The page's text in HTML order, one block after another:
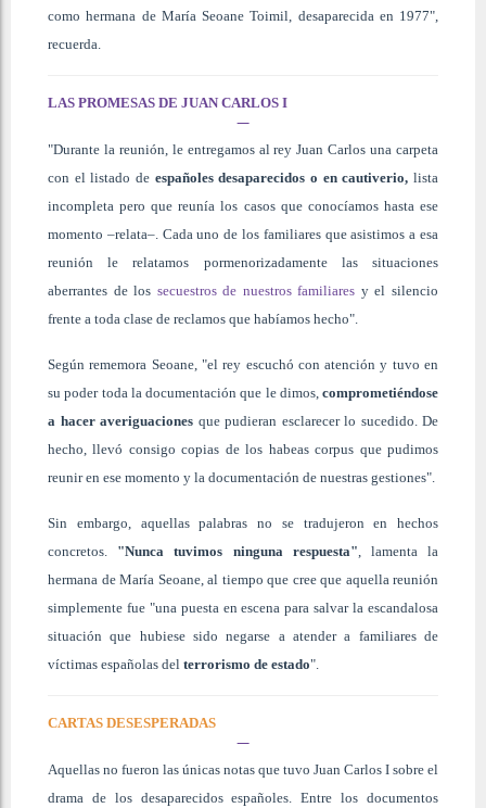
como hermana de María Seoane Toimil, desaparecida en 1977",
recuerda.
LAS PROMESAS DE JUAN CARLOS I
"Durante la reunión, le entregamos al rey Juan Carlos una carpeta
con el listado de españoles desaparecidos o en cautiverio, lista
incompleta pero que reunía los casos que conocíamos hasta ese
momento –relata–. Cada uno de los familiares que asistimos a esa
reunión le relatamos pormenorizadamente las situaciones
aberrantes de los secuestros de nuestros familiares y el silencio
frente a toda clase de reclamos que habíamos hecho".
Según rememora Seoane, "el rey escuchó con atención y tuvo en
su poder toda la documentación que le dimos, comprometiéndose
a hacer averiguaciones que pudieran esclarecer lo sucedido. De
hecho, llevó consigo copias de los habeas corpus que pudimos
reunir en ese momento y la documentación de nuestras gestiones".
Sin embargo, aquellas palabras no se tradujeron en hechos
concretos. "Nunca tuvimos ninguna respuesta", lamenta la
hermana de María Seoane, al tiempo que cree que aquella reunión
simplemente fue "una puesta en escena para salvar la escandalosa
situación que hubiese sido negarse a atender a familiares de
víctimas españolas del terrorismo de estado".
CARTAS DESESPERADAS
Aquellas no fueron las únicas notas que tuvo Juan Carlos I sobre el
drama de los desaparecidos españoles. Entre los documentos